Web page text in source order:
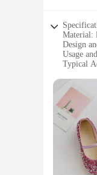
Material:
Design
Usage
Typical
Features:
|נעלי נצנצים לילדות|Vendors|
Step
family